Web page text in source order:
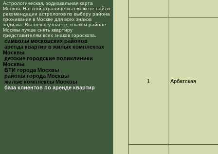
Астрологическая, зодиакальная карта
Москвы. На этой странице вы сможете найти
рекомендации астрологов по выбору района
проживания в Москве для всех знаков
зодиака. Вы точно узнаете, в каком районе
Москвы лучше снять квартиру
представителям всех знаков гороскопа.
cимволы московских районов
аренда квартир в жилых комплексах
Москвы
детские городские поликлиники
Москвы
БТИ города Москвы
районы города Москвы
жилые комплексы Москвы
база клиентов по аренде квартир
1 Арбатская